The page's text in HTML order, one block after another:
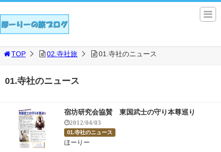
TOP 02.寺社旅 01.寺社のニュース
01.寺社のニュース
宿坊研究会協賛 東国武士の守り本尊巡り
2012/04/03
01.寺社のニュース
ほーりー